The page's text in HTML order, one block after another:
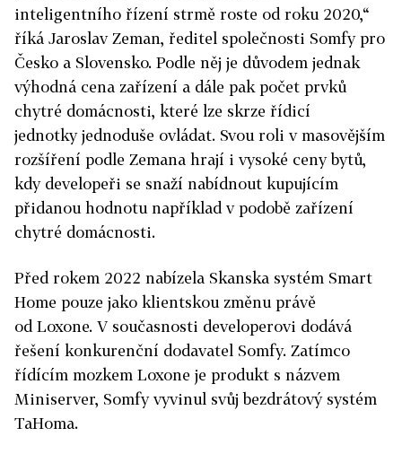
inteligentního řízení strmě roste od roku 2020,“
říká Jaroslav Zeman, ředitel společnosti Somfy pro
Česko a Slovensko. Podle něj je důvodem jednak
výhodná cena zařízení a dále pak počet prvků
chytré domácnosti, které lze skrze řídicí
jednotky jednoduše ovládat. Svou roli v masovějším
rozšíření podle Zemana hrají i vysoké ceny bytů,
kdy developeři se snaží nabídnout kupujícím
přidanou hodnotu například v podobě zařízení
chytré domácnosti.
Před rokem 2022 nabízela Skanska systém Smart
Home pouze jako klientskou změnu právě
od Loxone. V současnosti developerovi dodává
řešení konkurenční dodavatel Somfy. Zatímco
řídícím mozkem Loxone je produkt s názvem
Miniserver, Somfy vyvinul svůj bezdrátový systém
TaHoma.